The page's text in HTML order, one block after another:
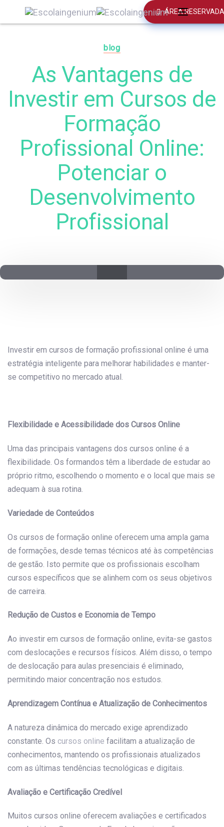
Toggle
navigation
ÁREA RESERVADA
blog
As Vantagens de
Investir em Cursos de
Formação
Profissional Online:
Potenciar o
Desenvolvimento
Profissional
Investir em cursos de formação profissional online é uma
estratégia inteligente para melhorar habilidades e manter-
se competitivo no mercado atual.
Flexibilidade e Acessibilidade dos Cursos Online
Uma das principais vantagens dos cursos online é a
flexibilidade. Os formandos têm a liberdade de estudar ao
próprio ritmo, escolhendo o momento e o local que mais se
adequam à sua rotina.
Variedade de Conteúdos
Os cursos de formação online oferecem uma ampla gama
de formações, desde temas técnicos até às competências
de gestão. Isto permite que os profissionais escolham
cursos específicos que se alinhem com os seus objetivos
de carreira.
Redução de Custos e Economia de Tempo
Ao investir em cursos de formação online, evita-se gastos
com deslocações e recursos físicos. Além disso, o tempo
de deslocação para aulas presenciais é eliminado,
permitindo maior concentração nos estudos.
Aprendizagem Contínua e Atualização de Conhecimentos
A natureza dinâmica do mercado exige aprendizado
constante. Os cursos online facilitam a atualização de
conhecimentos, mantendo os profissionais atualizados
com as últimas tendências tecnológicas e digitais.
Avaliação e Certificação Credível
Muitos cursos online oferecem avaliações e certificados